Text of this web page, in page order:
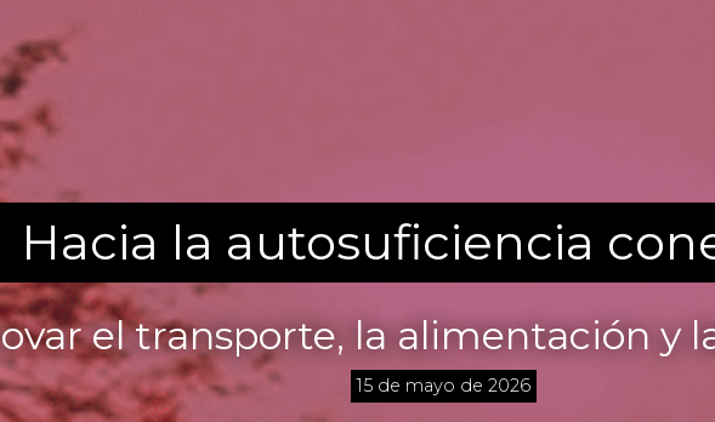
Hacia la autosuficiencia
el transporte, la alimentación y
15 de mayo de 2026